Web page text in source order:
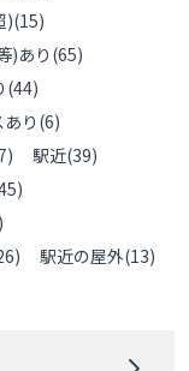
)(15)
)あり (65)
(44)
り (6)
) 駅近(39)
)
)
) 駅近の屋外(13)